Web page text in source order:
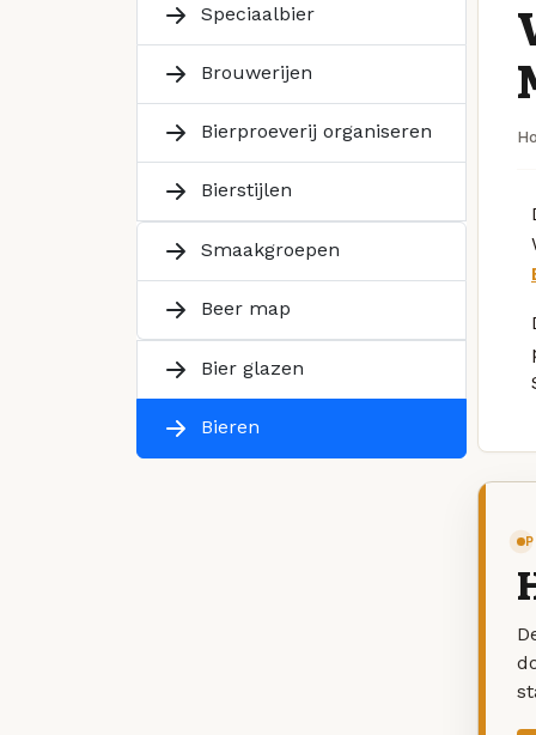
Speciaalbier
Brouwerijen
Bierproeverij organiseren
Bierstijlen
Smaakgroepen
Beer map
Bier glazen
Bieren